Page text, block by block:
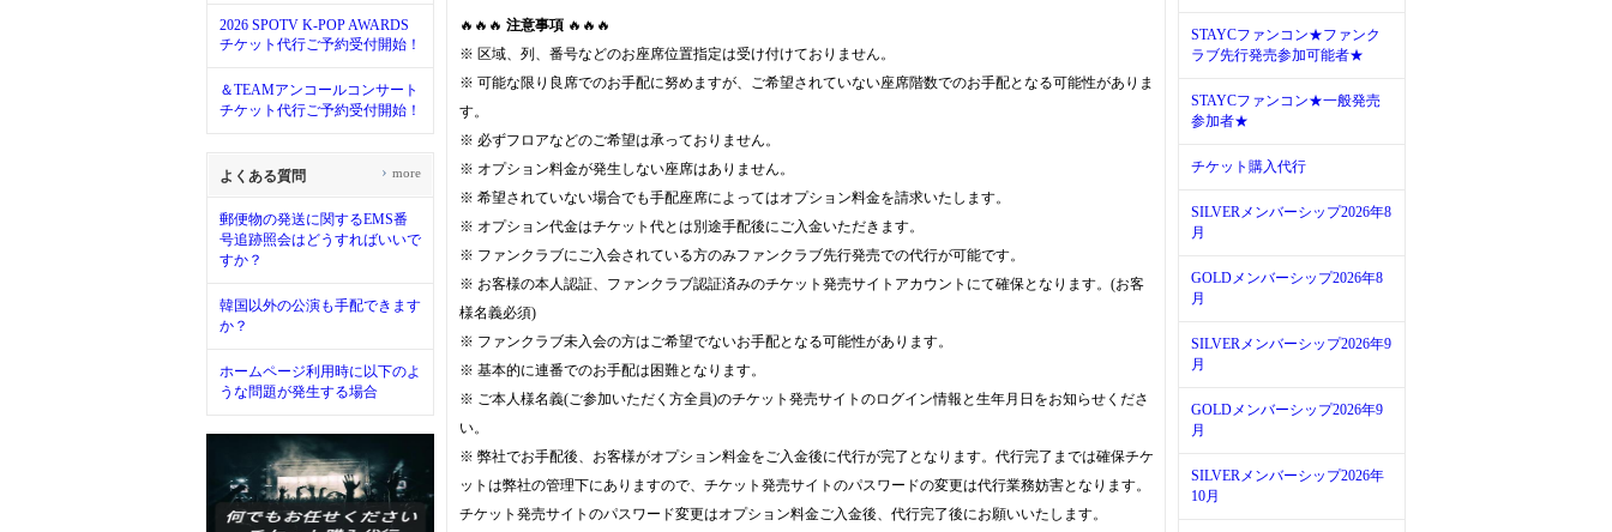
2026 SPOTV K-POP AWARDS
チケット代行ご予約受付開始！
＆TEAMアンコールコンサート
チケット代行ご予約受付開始！
よくある質問
郵便物の発送に関するEMS番
号追跡照会はどうすればいいで
すか？
韓国以外の公演も手配できます
か？
ホームページ利用時に以下のよ
うな問題が発生する場合
› more
🔥🔥🔥 注意事項 🔥🔥🔥
※ 区域、列、番号などのお座席位置指定は受け付けておりません。
※ 可能な限り良席でのお手配に努めますが、ご希望されていない座席階数でのお手配となる可能性がありま
す。
※ 必ずフロアなどのご希望は承っておりません。
※ オプション料金が発生しない座席はありません。
※ 希望されていない場合でも手配座席によってはオプション料金を請求いたします。
※ オプション代金はチケット代とは別途手配後にご入金いただきます。
※ ファンクラブにご入会されている方のみファンクラブ先行発売での代行が可能です。
※ お客様の本人認証、ファンクラブ認証済みのチケット発売サイトアカウントにて確保となります。(お客
様名義必須)
※ ファンクラブ未入会の方はご希望でないお手配となる可能性があります。
※ 基本的に連番でのお手配は困難となります。
※ ご本人様名義(ご参加いただく方全員)のチケット発売サイトのログイン情報と生年月日をお知らせくださ
い。
※ 弊社でお手配後、お客様がオプション料金をご入金後に代行が完了となります。代行完了までは確保チケ
ットは弊社の管理下にありますので、チケット発売サイトのパスワードの変更は代行業務妨害となります。
チケット発売サイトのパスワード変更はオプション料金ご入金後、代行完了後にお願いいたします。
STAYCファンコン★ファンク
ラブ先行発売参加可能者★
STAYCファンコン★一般発売
参加者★
チケット購入代行
SILVERメンバーシップ2026年8
月
GOLDメンバーシップ2026年8
月
SILVERメンバーシップ2026年9
月
GOLDメンバーシップ2026年9
月
SILVERメンバーシップ2026年
10月